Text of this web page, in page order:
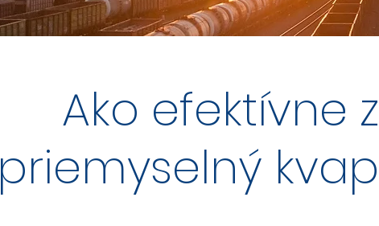
Ako efektívne
priemyselný